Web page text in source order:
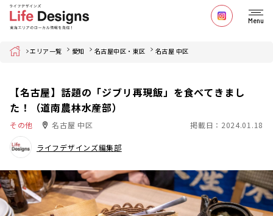
Menu
Home エリア一覧 愛知 名古屋中区・東区 名古屋 中区
【名古屋】話題の「ジブリ再現飯」を食べてきまし
た！（道南農林水産部）
その他 名古屋 中区 掲載日：2024.01.18
ライフデザインズ編集部